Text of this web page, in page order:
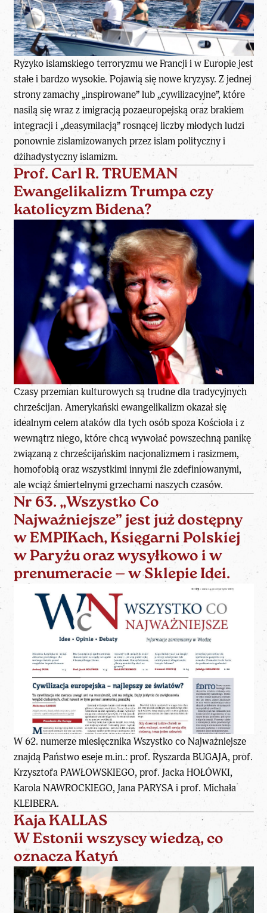
Ryzyko islamskiego terroryzmu we Francji i w Europie jest
stałe i bardzo wysokie. Pojawią się nowe kryzysy. Z jednej
strony zamachy „inspirowane” lub „cywilizacyjne”, które
nasilą się wraz z imigracją pozaeuropejską oraz brakiem
integracji i „deasymilacją” rosnącej liczby młodych ludzi
ponownie zislamizowanych przez islam polityczny i
dżihadystyczny islamizm.
Prof. Carl R. TRUEMAN
Ewangelikalizm Trumpa czy
katolicyzm Bidena?
Czasy przemian kulturowych są trudne dla tradycyjnych
chrześcijan. Amerykański ewangelikalizm okazał się
idealnym celem ataków dla tych osób spoza Kościoła i z
wewnątrz niego, które chcą wywołać powszechną panikę
związaną z chrześcijańskim nacjonalizmem i rasizmem,
homofobią oraz wszystkimi innymi źle zdefiniowanymi,
ale wciąż śmiertelnymi grzechami naszych czasów.
Nr 63. „Wszystko Co
Najważniejsze” jest już dostępny
w EMPIKach, Księgarni Polskiej
w Paryżu oraz wysyłkowo i w
prenumeracie — w Sklepie Idei.
W 62. numerze miesięcznika Wszystko co Najważniejsze
znajdą Państwo eseje m.in.: prof. Ryszarda BUGAJA, prof.
Krzysztofa PAWŁOWSKIEGO, prof. Jacka HOŁÓWKI,
Karola NAWROCKIEGO, Jana PARYSA i prof. Michała
KLEIBERA.
Kaja KALLAS
W Estonii wszyscy wiedzą, co
oznacza Katyń